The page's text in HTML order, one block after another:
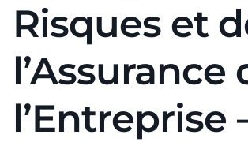
Risques et
l’Assurance
l’Entreprise